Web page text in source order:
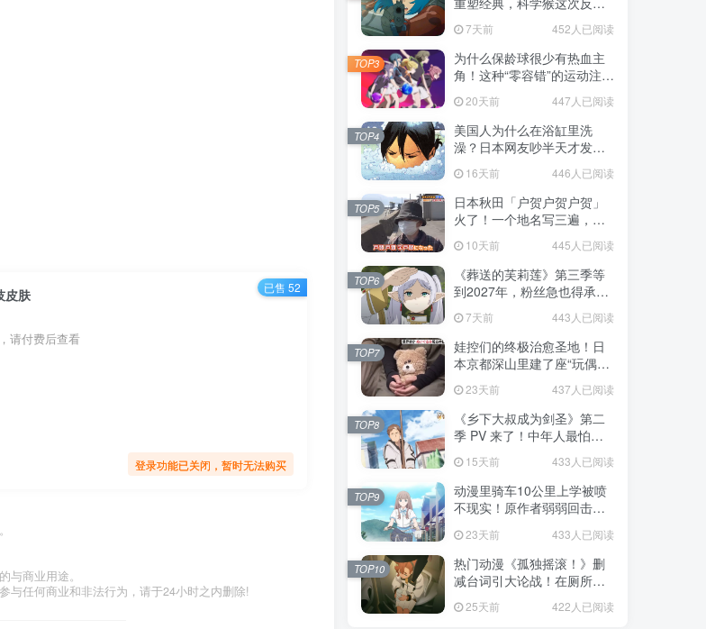
皮肤
请付费后查看
登录功能已关闭，暂时无法购买
已售 52
商业用途。
与任何商业和非法行为，请于24小时之内删除!
7天前 452人已阅读
为什么保龄球很少有热血主
角！这种“零容错”的运动注定
们的生活！
20天前 447人已阅读
TOP3
美国人为什么在浴缸里洗
澡？日本网友吵半天才发
藏在浴室地板里！
16天前 446人已阅读
TOP4
日本秋田「户贺户贺户贺」
火了！一个地名写三遍，竟
不是玩梗而是150年旧账！
10天前 445人已阅读
TOP5
《葬送的芙莉莲》第三季等
到2027年，粉丝急也得承认
这次慢得有道理！
7天前 443人已阅读
TOP6
娃控们的终极治愈圣地！日
本京都深山里建了座“玩偶神
社”，不仅能拍照还能给娃祈
福！23天前 437人已阅读
TOP7
《乡下大叔成为剑圣》第二
季 PV 来了！中年人最怕的
不是变老，而是没人愿意再
相信你！
15天前 433人已阅读
TOP8
动漫里骑车10公里上学被喷
不现实！原作者弱弱回击：
常通勤！
23天前 433人已阅读
TOP9
热门动漫《孤独摇滚！》删
减台词引大论战！在厕所吃
现充！
25天前 422人已阅读
TOP10